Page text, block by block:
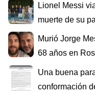
Lionel Messi
muerte de su
Murió Jorge
68 años en
Una buena
conformación